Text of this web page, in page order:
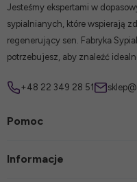
Jesteśmy ekspertami w
sypialnianych, które wspierają
regenerujący sen. Fabryka
potrzebujesz, aby znaleźć
+48 22 349 28 51
Pomoc
Informacje